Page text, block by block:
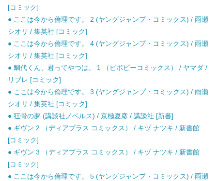
[コミック]
● ここは今から倫理です。 2 (ヤングジャンプ・コミックス) / 雨瀬
シオリ / 集英社 [コミック]
● ここは今から倫理です。 4 (ヤングジャンプ・コミックス) / 雨瀬
シオリ / 集英社 [コミック]
● 鯛代くん、君ってやつは。 1 （ビボピーコミックス） / ヤマダ /
リブレ [コミック]
● ここは今から倫理です。 3 (ヤングジャンプ・コミックス) / 雨瀬
シオリ / 集英社 [コミック]
● 狂骨の夢 (講談社ノベルス) / 京極夏彦 / 講談社 [新書]
● ギヴン 2 （ディアプラス コミックス） / キヅ ナツキ / 新書館
[コミック]
● ギヴン 3 （ディアプラス コミックス） / キヅ ナツキ / 新書館
[コミック]
● ここは今から倫理です。 5 (ヤングジャンプ・コミックス) / 雨瀬